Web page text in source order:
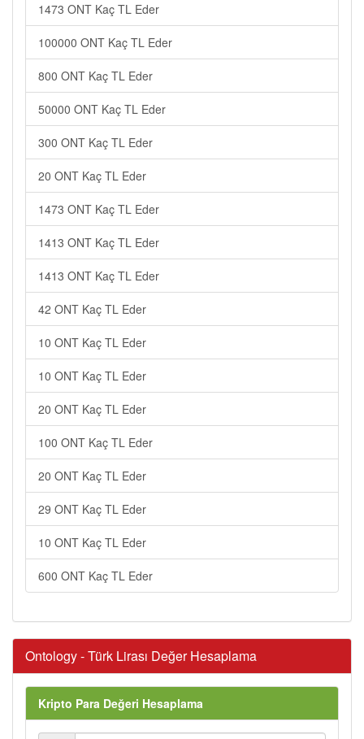
1473 ONT Kaç TL Eder
100000 ONT Kaç TL Eder
800 ONT Kaç TL Eder
50000 ONT Kaç TL Eder
300 ONT Kaç TL Eder
20 ONT Kaç TL Eder
1473 ONT Kaç TL Eder
1413 ONT Kaç TL Eder
1413 ONT Kaç TL Eder
42 ONT Kaç TL Eder
10 ONT Kaç TL Eder
10 ONT Kaç TL Eder
20 ONT Kaç TL Eder
100 ONT Kaç TL Eder
20 ONT Kaç TL Eder
29 ONT Kaç TL Eder
10 ONT Kaç TL Eder
600 ONT Kaç TL Eder
Ontology - Türk Lirası Değer Hesaplama
Kripto Para Değeri Hesaplama